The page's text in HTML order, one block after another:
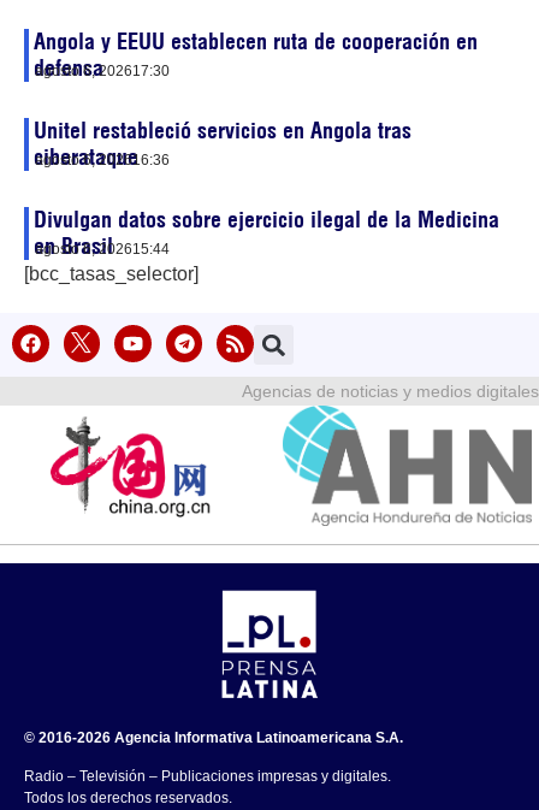
Angola y EEUU establecen ruta de cooperación en
defensa
agosto 6, 202617:30
Unitel restableció servicios en Angola tras
ciberataque
agosto 6, 202616:36
Divulgan datos sobre ejercicio ilegal de la Medicina
en Brasil
agosto 6, 202615:44
[bcc_tasas_selector]
Agencias de noticias y medios digitales
© 2016-2026 Agencia Informativa Latinoamericana S.A.
Radio – Televisión – Publicaciones impresas y digitales.
Todos los derechos reservados.